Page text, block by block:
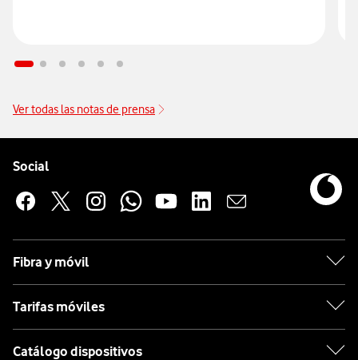
Ver todas las notas de prensa
Social
Fibra y móvil
Tarifas móviles
Catálogo dispositivos